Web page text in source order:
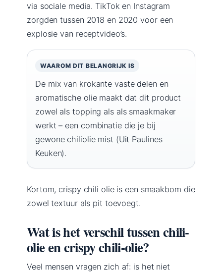
via sociale media. TikTok en Instagram
zorgden tussen 2018 en 2020 voor een
explosie van receptvideo’s.
WAAROM DIT BELANGRIJK IS
De mix van krokante vaste delen en
aromatische olie maakt dat dit product
zowel als topping als als smaakmaker
werkt – een combinatie die je bij
gewone chiliolie mist (Uit Paulines
Keuken).
Kortom, crispy chili olie is een smaakbom die
zowel textuur als pit toevoegt.
Wat is het verschil tussen chili-
olie en crispy chili-olie?
Veel mensen vragen zich af: is het niet